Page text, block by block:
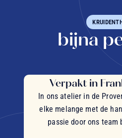
bijna
Verpakt in
In ons atelier in de
elke melange met de
passie door ons team